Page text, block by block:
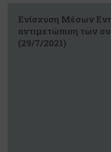
Ενίσχυση Μέσων
αντιμετώπιση των
(29/7/2021)